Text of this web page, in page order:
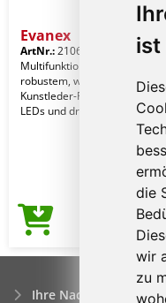
ist
die
wir
zu
Evanex
ArtNr.:21068001000
Multifunktions-Klappleuchte
robustem, weißem ABS mit
Kunstleder-Finish.
LEDs und drei Lichtstufe
Ihre Nachfrage